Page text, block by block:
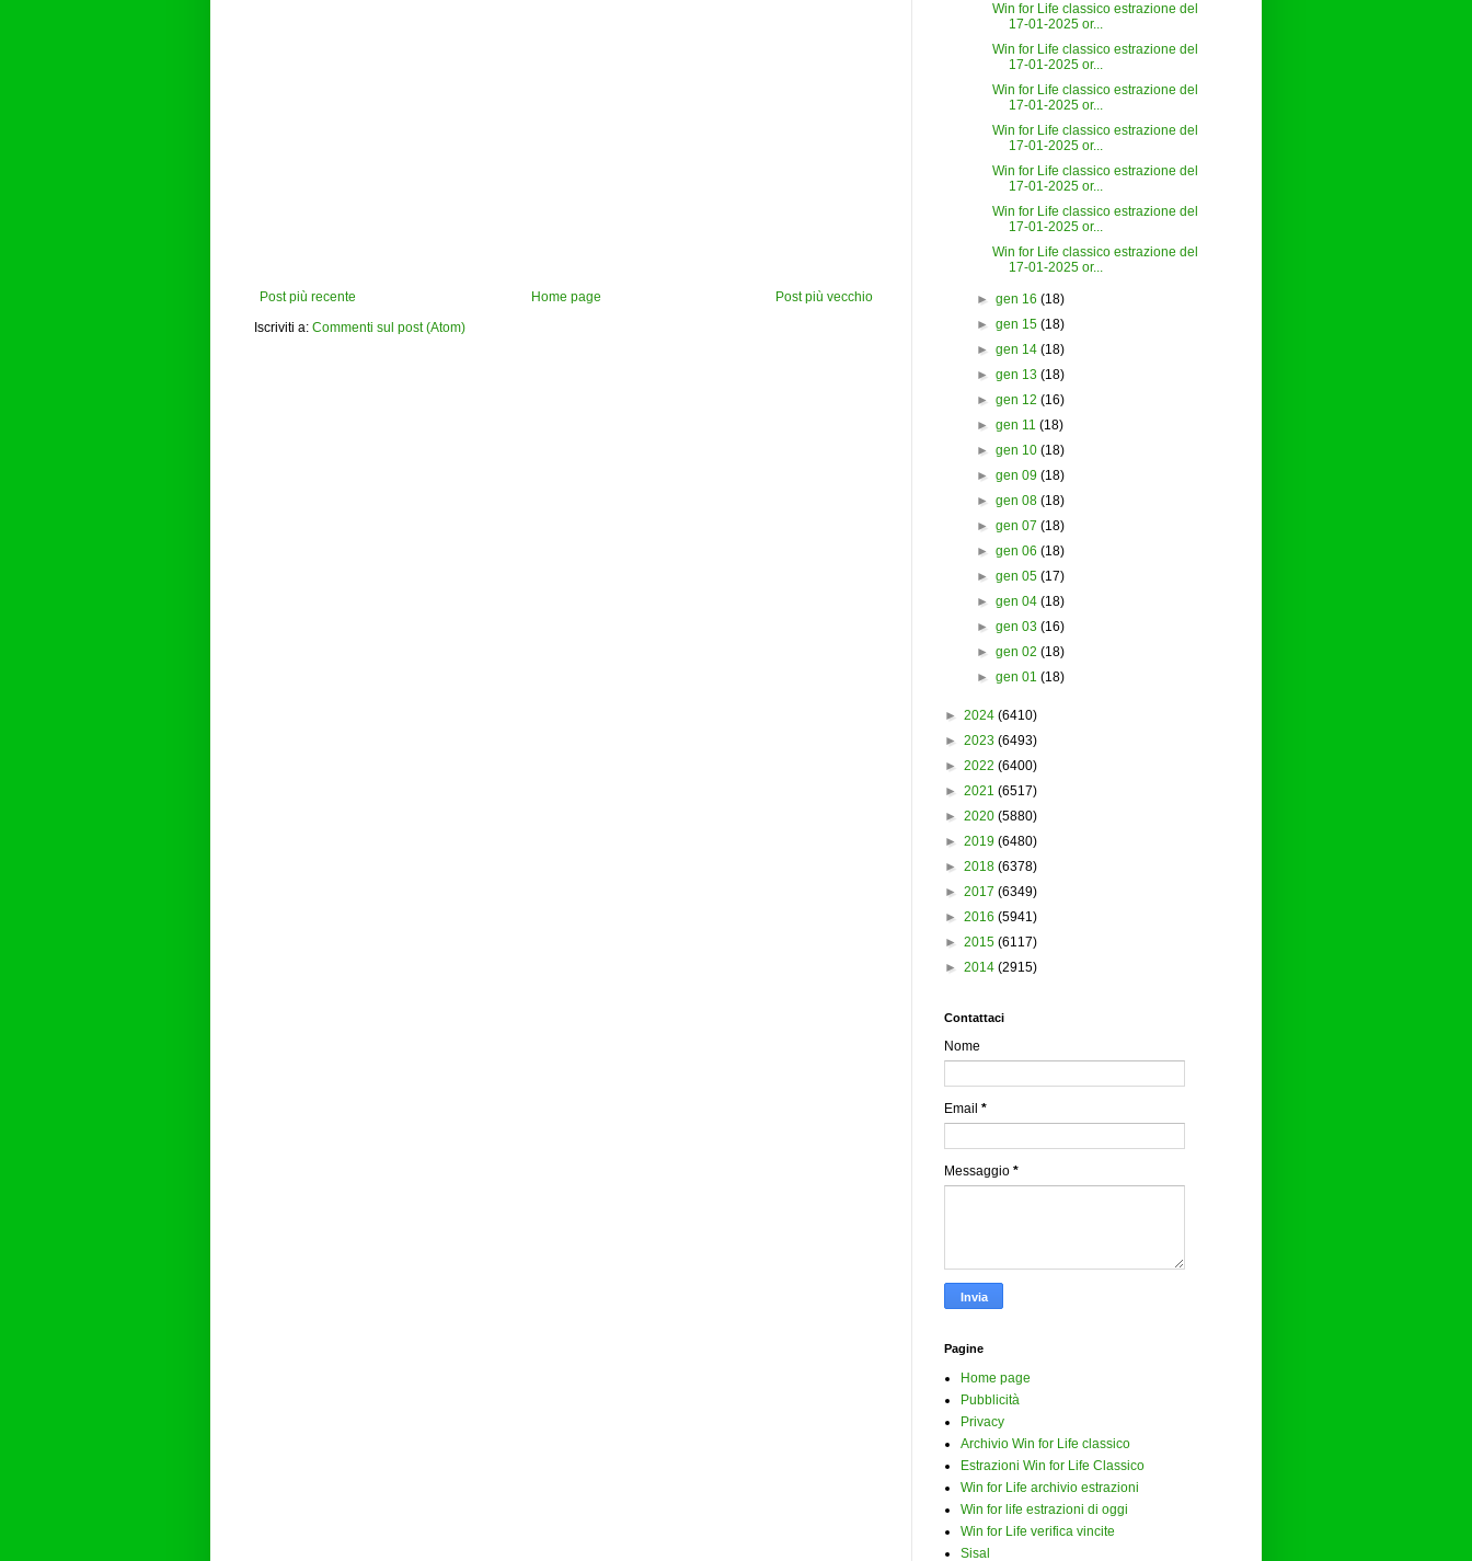
Post più recente Post più vecchio
Home page
Iscriviti a: Commenti sul post (Atom)
Win for Life classico estrazione del
17-01-2025 or...
Win for Life classico estrazione del
17-01-2025 or...
Win for Life classico estrazione del
17-01-2025 or...
Win for Life classico estrazione del
17-01-2025 or...
Win for Life classico estrazione del
17-01-2025 or...
Win for Life classico estrazione del
17-01-2025 or...
Win for Life classico estrazione del
17-01-2025 or...
► gen 16 (18)
► gen 15 (18)
► gen 14 (18)
► gen 13 (18)
► gen 12 (16)
► gen 11 (18)
► gen 10 (18)
► gen 09 (18)
► gen 08 (18)
► gen 07 (18)
► gen 06 (18)
► gen 05 (17)
► gen 04 (18)
► gen 03 (16)
► gen 02 (18)
► gen 01 (18)
► 2024 (6410)
► 2023 (6493)
► 2022 (6400)
► 2021 (6517)
► 2020 (5880)
► 2019 (6480)
► 2018 (6378)
► 2017 (6349)
► 2016 (5941)
► 2015 (6117)
► 2014 (2915)
Contattaci
Nome
Email *
Messaggio *
Pagine
Home page
Pubblicità
Privacy
Archivio Win for Life classico
Estrazioni Win for Life Classico
Win for Life archivio estrazioni
Win for life estrazioni di oggi
Win for Life verifica vincite
Sisal